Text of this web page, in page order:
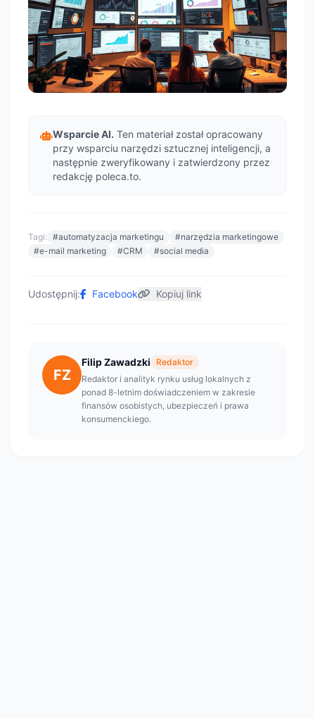
Wsparcie AI. Ten materiał został opracowany
przy wsparciu narzędzi sztucznej inteligencji, a
następnie zweryfikowany i zatwierdzony przez
redakcję poleca.to.
Tagi: #automatyzacja marketingu
#narzędzia marketingowe
#e-mail marketing
#CRM #social media
Udostępnij: Facebook Kopiuj link
FZ
Filip Zawadzki
Redaktor
Redaktor i analityk rynku usług lokalnych z
ponad 8-letnim doświadczeniem w zakresie
finansów osobistych, ubezpieczeń i prawa
konsumenckiego.